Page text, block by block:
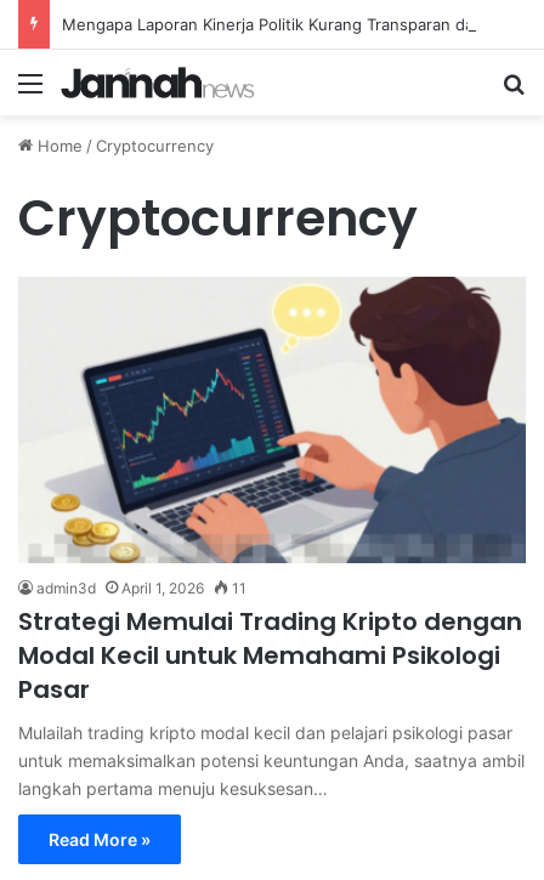
Menu
Home /Cryptocurrency
Cryptocurrency
admin3d April 1, 2026 11
Strategi Memulai Trading Kripto dengan
Modal Kecil untuk Memahami Psikologi
Pasar
Mulailah trading kripto modal kecil dan pelajari psikologi pasar
untuk memaksimalkan potensi keuntungan Anda, saatnya ambil
langkah pertama menuju kesuksesan…
Read More »